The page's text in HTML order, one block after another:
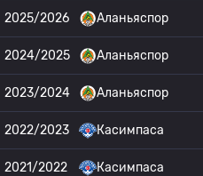
2025/2026 Аланьяспор
2024/2025 Аланьяспор
2023/2024 Аланьяспор
2022/2023 Касимпаса
2021/2022 Касимпаса